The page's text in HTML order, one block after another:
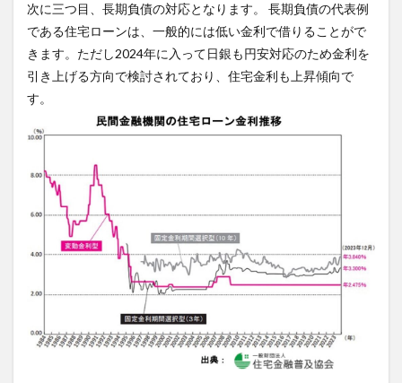
次に三つ目、長期負債の対応となります。 長期負債の代表例
である住宅ローンは、一般的には低い金利で借りることがで
きます。ただし2024年に入って日銀も円安対応のため金利を
引き上げる方向で検討されており、住宅金利も上昇傾向で
す。